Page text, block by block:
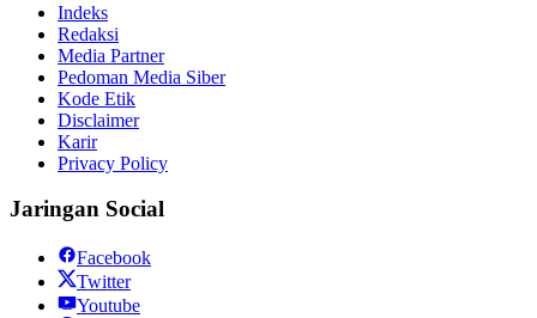
Indeks
Redaksi
Media Partner
Pedoman Media Siber
Kode Etik
Disclaimer
Karir
Privacy Policy
Jaringan Social
Facebook
Twitter
Youtube